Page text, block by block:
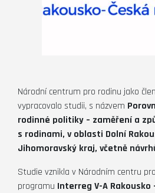
Národní centrum pro rodinu jako
vypracovalo studii, s názvem
rodinné politiky – zaměření a
s rodinami, v oblasti Dolní
Jihomoravský kraj, včetně
Studie vznikla v Národním centru
programu Interreg V-A Rakousko